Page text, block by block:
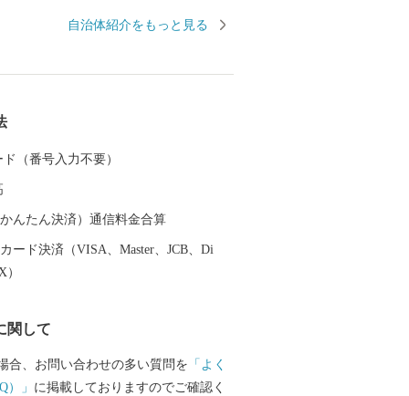
して崇拝した武田八幡宮や、勝頼が
たちが築き、保存・継承されてきた伝
の営みが紡ぐ生活文化とが調和するま
時間受け付けております。 お問合せ
す。 ＜返礼品・申込情報に
・日曜日・祝
（8/13～8/15）・年末年始 の お問
応え出来ません。 ******************
自治体紹介をもっと見る
ド（番号入力不要）
かんたん決済）通信料金合算
ード決済（VISA、Master、JCB、Di
関して
合、お問い合わせの多い質問を 「よく
）」 に掲載しておりますのでご確認く